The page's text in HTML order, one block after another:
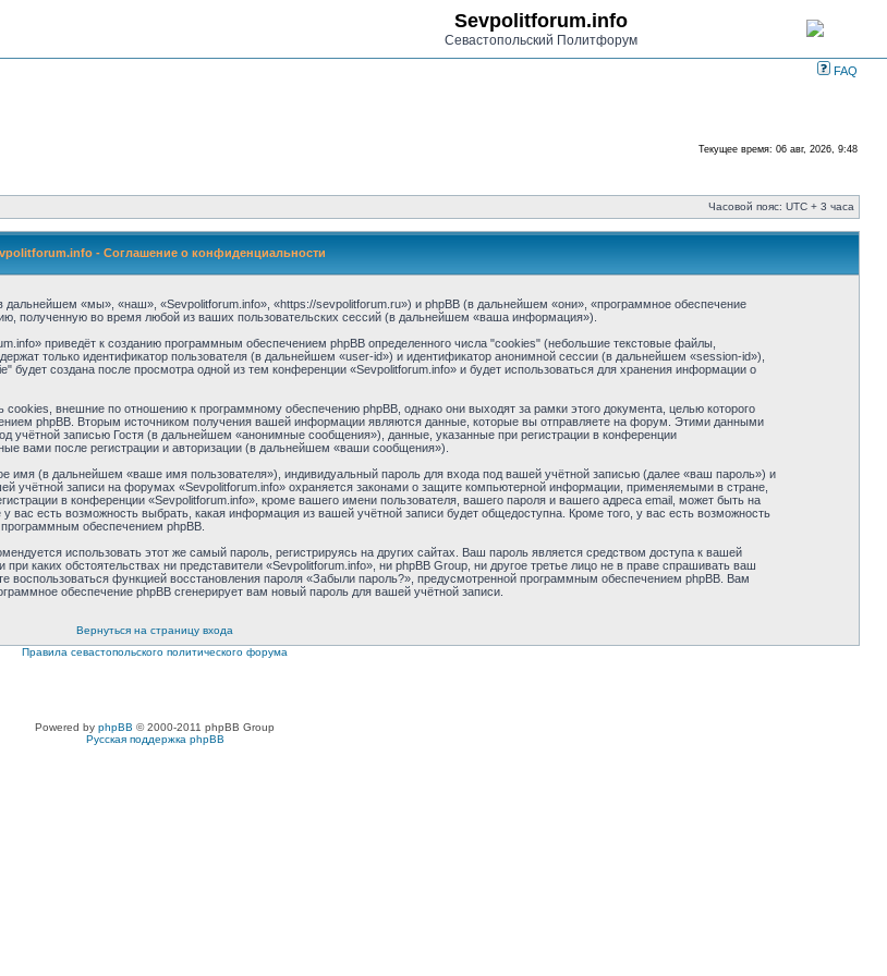
Sevpolitforum.info
Севастопольский Политфорум
FAQ
Текущее время: 06 авг, 2026, 9:48
Часовой пояс: UTC + 3 часа
- Соглашение о конфиденциальности
дальнейшем «мы», «наш», «Sevpolitforum.info», «https://sevpolitforum.ru») и phpBB (в дальнейшем «они», «программное обеспечение
полученную во время любой из ваших пользовательских сессий (в дальнейшем «ваша информация»).
приведёт к созданию программным обеспечением phpBB определенного числа "cookies" (небольшие текстовые файлы,
только идентификатор пользователя (в дальнейшем «user-id») и идентификатор анонимной сессии (в дальнейшем «session-id»),
создана после просмотра одной из тем конференции «Sevpolitforum.info» и будет использоваться для хранения информации о
внешние по отношению к программному обеспечению phpBB, однако они выходят за рамки этого документа, целью которого
phpBB. Вторым источником получения вашей информации являются данные, которые вы отправляете на форум. Этими данными
записью Гостя (в дальнейшем «анонимные сообщения»), данные, указанные при регистрации в конференции
вами после регистрации и авторизации (в дальнейшем «ваши сообщения»).
имя (в дальнейшем «ваше имя пользователя»), индивидуальный пароль для входа под вашей учётной записью (далее «ваш пароль») и
записи на форумах «Sevpolitforum.info» охраняется законами о защите компьютерной информации, применяемыми в стране,
в конференции «Sevpolitforum.info», кроме вашего имени пользователя, вашего пароля и вашего адреса email, может быть на
вас есть возможность выбрать, какая информация из вашей учётной записи будет общедоступна. Кроме того, у вас есть возможность
программным обеспечением phpBB.
использовать этот же самый пароль, регистрируясь на других сайтах. Ваш пароль является средством доступа к вашей
каких обстоятельствах ни представители «Sevpolitforum.info», ни phpBB Group, ни другое третье лицо не в праве спрашивать ваш
функцией восстановления пароля «Забыли пароль?», предусмотренной программным обеспечением phpBB. Вам
обеспечение phpBB сгенерирует вам новый пароль для вашей учётной записи.
Вернуться на страницу входа
Правила севастопольского политического форума
Powered by phpBB © 2000-2011 phpBB Group
Русская поддержка phpBB